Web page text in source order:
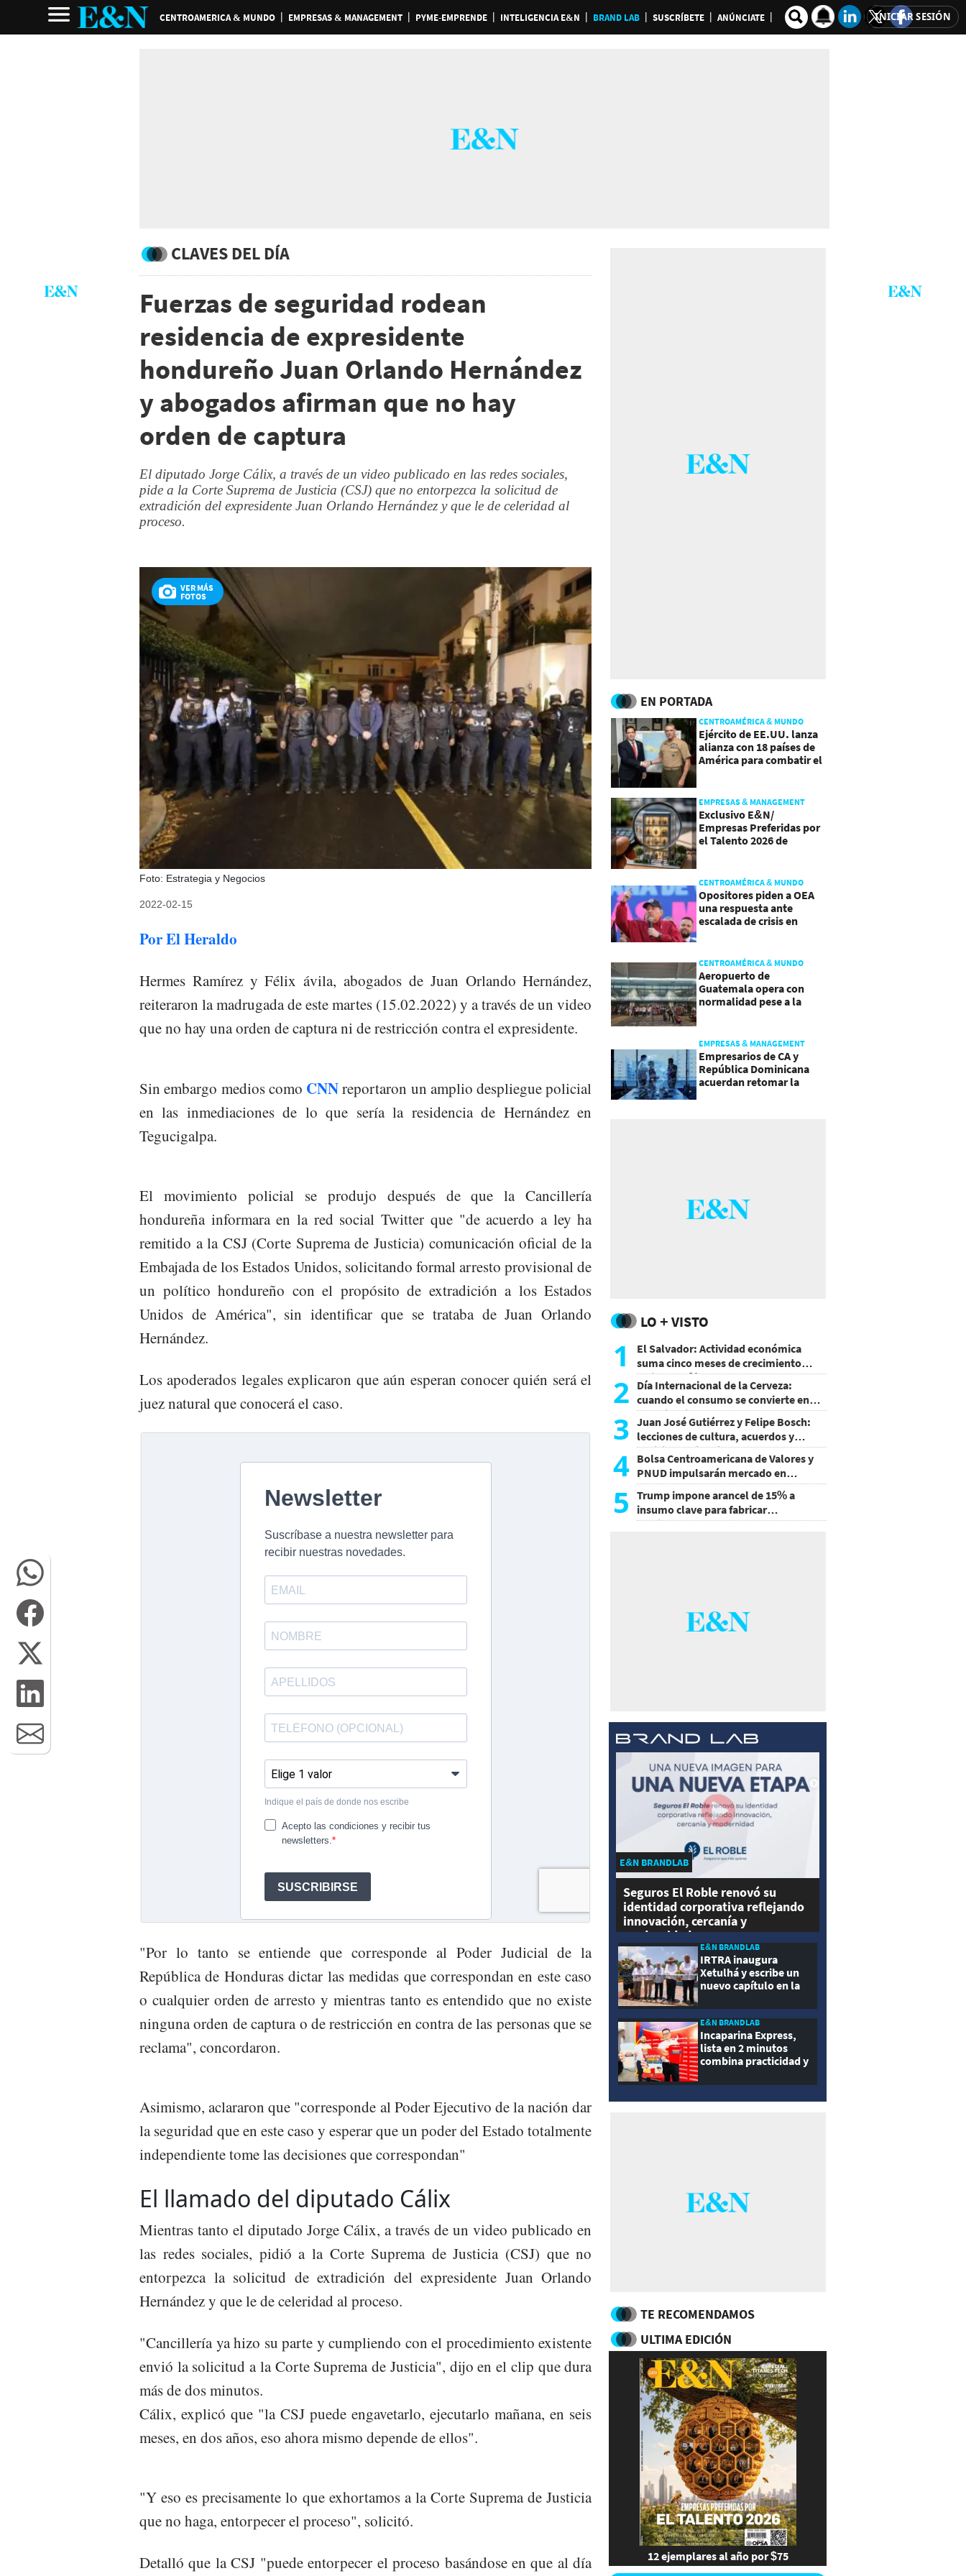
CENTROAMERICA & MUNDO EMPRESAS & MANAGEMENT PYME-EMPRENDE INTELIGENCIA E&N BRAND LAB SUSCRÍBETE ANÚNCIATE INICIAR SESIÓN
CLAVES DEL DÍA
Fuerzas de seguridad rodean
residencia de expresidente
hondureño Juan Orlando Hernández
y abogados afirman que no hay
orden de captura
El diputado Jorge Cálix, a través de un video publicado en las redes sociales,
pide a la Corte Suprema de Justicia (CSJ) que no entorpezca la solicitud de
extradición del expresidente Juan Orlando Hernández y que le de celeridad al
proceso.
VER MÁS
FOTOS
Foto: Estrategia y Negocios
2022-02-15
Por El Heraldo
Hermes Ramírez y Félix ávila, abogados de Juan Orlando Hernández,
reiteraron la madrugada de este martes (15.02.2022) y a través de un video
que no hay una orden de captura ni de restricción contra el expresidente.
Sin embargo medios como CNNreportaron un amplio despliegue policial
en las inmediaciones de lo que sería la residencia de Hernández en
Tegucigalpa.
El movimiento policial se produjo después de que la Cancillería
hondureña informara en la red social Twitter que "de acuerdo a ley ha
remitido a la CSJ (Corte Suprema de Justicia) comunicación oficial de la
Embajada de los Estados Unidos, solicitando formal arresto provisional de
un político hondureño con el propósito de extradición a los Estados
Unidos de América", sin identificar que se trataba de Juan Orlando
Hernández.
Los apoderados legales explicaron que aún esperan conocer quién será el
juez natural que conocerá el caso.
"Por lo tanto se entiende que corresponde al Poder Judicial de la
República de Honduras dictar las medidas que correspondan en este caso
o cualquier orden de arresto y mientras tanto es entendido que no existe
ninguna orden de captura o de restricción en contra de las personas que se
reclama", concordaron.
Asimismo, aclararon que "corresponde al Poder Ejecutivo de la nación dar
la seguridad que en este caso y esperar que un poder del Estado totalmente
independiente tome las decisiones que correspondan"
El llamado del diputado Cálix
Mientras tanto el diputado Jorge Cálix, a través de un video publicado en
las redes sociales, pidió a la Corte Suprema de Justicia (CSJ) que no
entorpezca la solicitud de extradición del expresidente Juan Orlando
Hernández y que le de celeridad al proceso.
"Cancillería ya hizo su parte y cumpliendo con el procedimiento existente
envió la solicitud a la Corte Suprema de Justicia", dijo en el clip que dura
más de dos minutos.
Cálix, explicó que "la CSJ puede engavetarlo, ejecutarlo mañana, en seis
meses, en dos años, eso ahora mismo depende de ellos".
"Y eso es precisamente lo que exhortamos a la Corte Suprema de Justicia
que no haga, entorpecer el proceso", solicitó.
Detalló que la CSJ "puede entorpecer el proceso basándose en que al día
EN PORTADA
CENTROAMÉRICA & MUNDO
Ejército de EE.UU. lanza
alianza con 18 países de
América para combatir el
EMPRESAS & MANAGEMENT
Exclusivo E&N/
Empresas Preferidas por
el Talento 2026 de
CENTROAMÉRICA & MUNDO
Opositores piden a OEA
una respuesta ante
escalada de crisis en
CENTROAMÉRICA & MUNDO
Aeropuerto de
Guatemala opera con
normalidad pese a la
EMPRESAS & MANAGEMENT
Empresarios de CA y
República Dominicana
acuerdan retomar la
LO + VISTO
1
El Salvador: Actividad económica
suma cinco meses de crecimiento
arriba de 4%
2 Día Internacional de la Cerveza:
cuando el consumo se convierte en
experiencia
3 Juan José Gutiérrez y Felipe Bosch:
lecciones de cultura, acuerdos y
decisiones sin miedo
4 Bolsa Centroamericana de Valores y
PNUD impulsarán mercado en
Honduras
5
Trump impone arancel de 15% a
insumo clave para fabricar
semiconductores y paneles
E&N BRANDLAB
Seguros El Roble renovó su
identidad corporativa reflejando
innovación, cercanía y
modernidad
E&N BRANDLAB
IRTRA inaugura
Xetulhá y escribe un
nuevo capítulo en la
recreación de
Guatemala
E&N BRANDLAB
Incaparina Express,
lista en 2 minutos
combina practicidad y
TE RECOMENDAMOS
ULTIMA EDICIÓN
12 ejemplares al año por $75